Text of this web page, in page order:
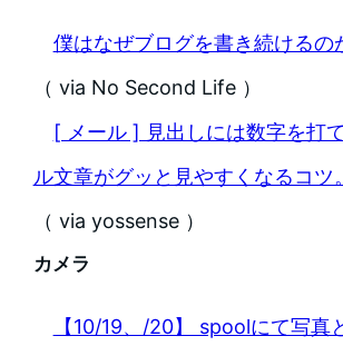
僕はなぜブログを書き続けるの
（ via No Second Life ）
[ メール ] 見出しには数字を打
ル文章がグッと見やすくなるコツ。
（ via yossense ）
カメラ
【10/19、/20】 spoolにて写真